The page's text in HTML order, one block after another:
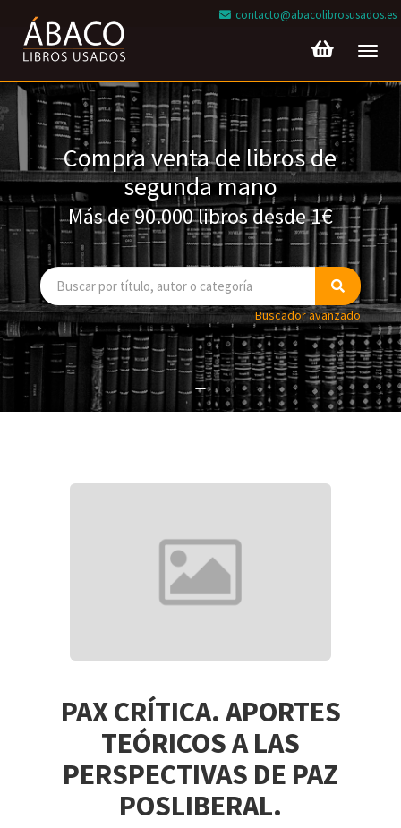
contacto@abacolibrosusados.es
Compra venta de libros de
segunda mano
Más de 90.000 libros desde 1€
Buscador avanzado
PAX CRÍTICA. APORTES
TEÓRICOS A LAS
PERSPECTIVAS DE PAZ
POSLIBERAL.